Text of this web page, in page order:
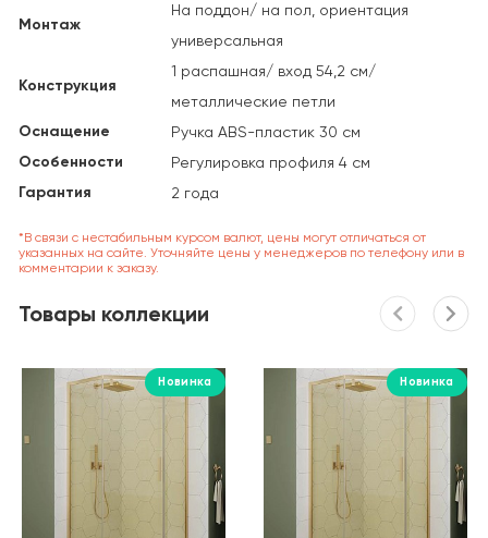
Монтаж
На поддон/ на пол, ориентация
универсальная
Конструкция
1 распашная/ вход 54,2 см/
металлические петли
Оснащение Ручка ABS-пластик 30 см
Особенности Регулировка профиля 4 см
Гарантия 2 года
*В связи с нестабильным курсом валют, цены могут отличаться от
указанных на сайте. Уточняйте цены у менеджеров по телефону или в
комментарии к заказу.
Товары коллекции
Новинка Новинка